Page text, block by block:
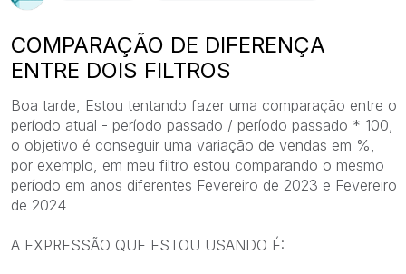
COMPARAÇÃO DE DIFERENÇA
ENTRE DOIS FILTROS
Boa tarde, Estou tentando fazer uma comparação entre o
período atual - período passado / período passado * 100,
o objetivo é conseguir uma variação de vendas em %,
por exemplo, em meu filtro estou comparando o mesmo
período em anos diferentes Fevereiro de 2023 e Fevereiro
de 2024
A EXPRESSÃO QUE ESTOU USANDO É: